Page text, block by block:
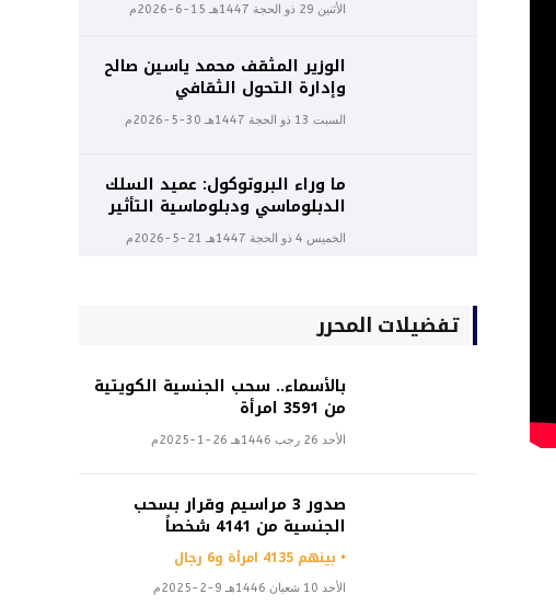
الأثنين 29 ذو الحجة 1447هـ 15-6-2026م
الوزير المثقف محمد ياسين صالح
وإدارة التحول الثقافي
السبت 13 ذو الحجة 1447هـ 30-5-2026م
ما وراء البروتوكول: عميد السلك
الدبلوماسي ودبلوماسية التأثير
الخميس 4 ذو الحجة 1447هـ 21-5-2026م
تفضيلات المحرر
بالأسماء.. سحب الجنسية الكويتية
من 3591 امرأة
الأحد 26 رجب 1446هـ 26-1-2025م
صدور 3 مراسيم وقرار بسحب
الجنسية من 4141 شخصاً
• بينهم 4135 امرأة و6 رجال
الأحد 10 شعبان 1446هـ 9-2-2025م